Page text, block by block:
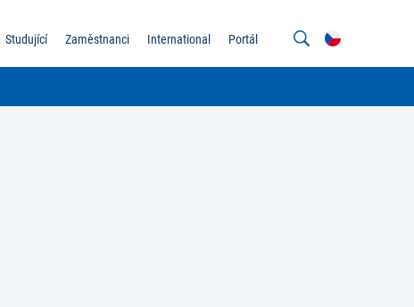
Studující Zaměstnanci International Portál